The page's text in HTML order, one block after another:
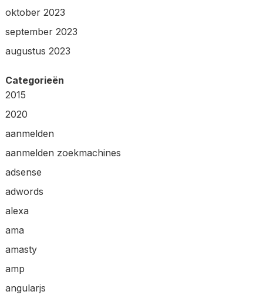
oktober 2023
september 2023
augustus 2023
Categorieën
2015
2020
aanmelden
aanmelden zoekmachines
adsense
adwords
alexa
ama
amasty
amp
angularjs